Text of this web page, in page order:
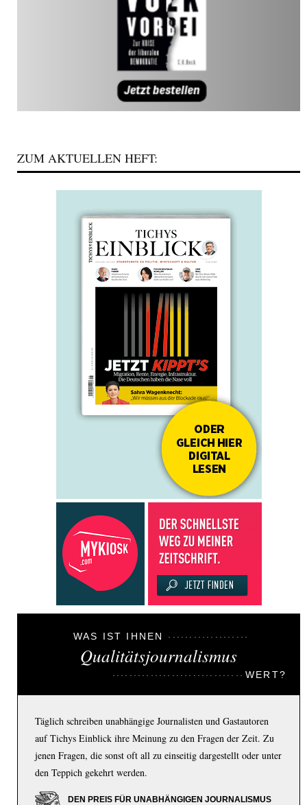
ZUM AKTUELLEN HEFT:
WAS IST IHNEN
Qualitätsjournalismus
WERT?
Täglich schreiben unabhängige Journalisten und Gastautoren
auf Tichys Einblick ihre Meinung zu den Fragen der Zeit. Zu
jenen Fragen, die sonst oft all zu einseitig dargestellt oder unter
den Teppich gekehrt werden.
DEN PREIS FÜR UNABHÄNGIGEN JOURNALISMUS